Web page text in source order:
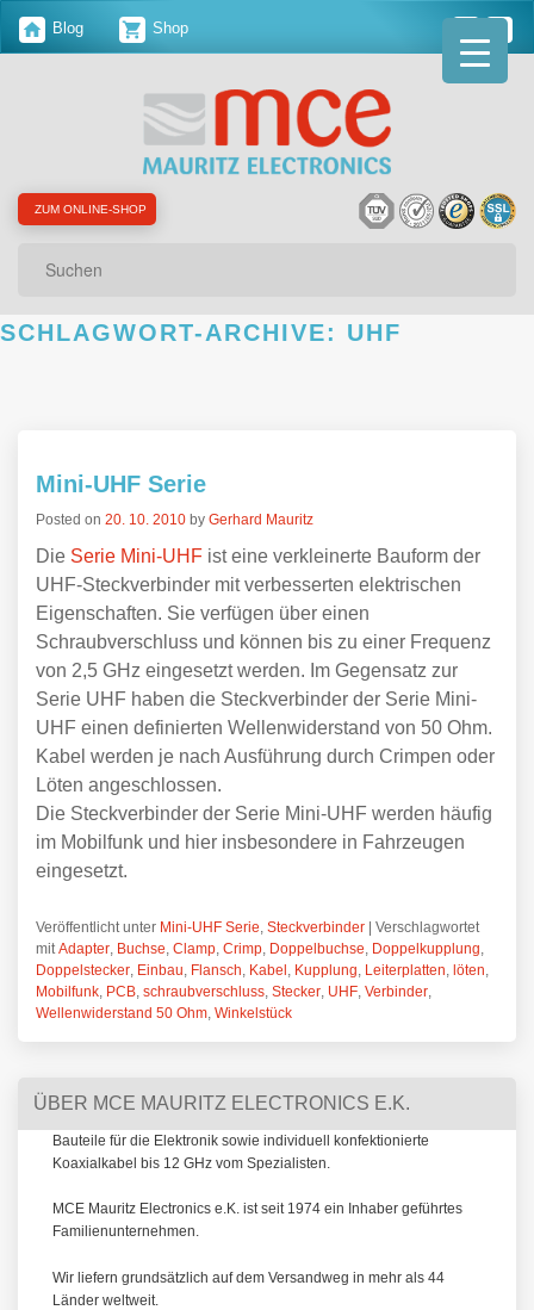
Blog Shop
ZUM ONLINE-SHOP
SCHLAGWORT-ARCHIVE: UHF
Mini-UHF Serie
Posted on 20. 10. 2010 by Gerhard Mauritz
Die Serie Mini-UHF ist eine verkleinerte Bauform der
UHF-Steckverbinder mit verbesserten elektrischen
Eigenschaften. Sie verfügen über einen
Schraubverschluss und können bis zu einer Frequenz
von 2,5 GHz eingesetzt werden. Im Gegensatz zur
Serie UHF haben die Steckverbinder der Serie Mini-
UHF einen definierten Wellenwiderstand von 50 Ohm.
Kabel werden je nach Ausführung durch Crimpen oder
Löten angeschlossen.
Die Steckverbinder der Serie Mini-UHF werden häufig
im Mobilfunk und hier insbesondere in Fahrzeugen
eingesetzt.
Veröffentlicht unter Mini-UHF Serie Steckverbinder | Verschlagwortet
mit Adapter Buchse Clamp Crimp Doppelbuchse Doppelkupplung
Doppelstecker Einbau Flansch Kabel Kupplung Leiterplatten löten
Mobilfunk PCB schraubverschluss Stecker UHF Verbinder
Wellenwiderstand 50 Ohm Winkelstück
ÜBER MCE MAURITZ ELECTRONICS E.K.
Bauteile für die Elektronik sowie individuell konfektionierte
Koaxialkabel bis 12 GHz vom Spezialisten.
MCE Mauritz Electronics e.K. ist seit 1974 ein Inhaber geführtes
Familienunternehmen.
Wir liefern grundsätzlich auf dem Versandweg in mehr als 44
Länder weltweit.